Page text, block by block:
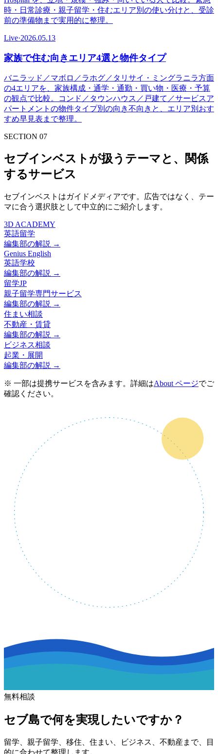
時・日常診療・親子留学・住むエリア別の使い分けと、受診
前の準備物まで実用的に整理。
Live·2026.05.13
家族で住む向きエリア4選と物件タイプ
バニラッド／マボロ／ラホグ／タリサイ・ミングラニラ方面
の4エリアを、家族構成・通学・通勤・買い物・医療・予算
の観点で比較。コンド／タウンハウス／戸建て／サービスア
パートメントの物件タイプ別の向き不向きと、エリア別おす
すめ早見表まで整理。
SECTION 07
セブインベストが扱うテーマと、関係
するサービス
セブインベストはガイドメディアです。広告ではなく、テー
マに合う選択肢として中立的にご紹介します。
3D ACADEMY
英語留学
編集部の解説 →
Genius English
英語学校
編集部の解説 →
留学JP
親子留学専門サービス
編集部の解説 →
住まい相談
不動産・賃貸
編集部の解説 →
ビジネス相談
起業・展開
編集部の解説 →
※ 一部は提携サービスを含みます。詳細はAbout ページでご
確認ください。
無料相談
セブ島で何を実現したいですか？
留学、親子留学、移住、住まい、ビジネス、不動産まで、目
的に合わせて整理します。